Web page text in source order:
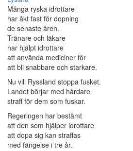
Många ryska idrottare
har åkt fast för dopning
de senaste åren.
Tränare och läkare
har hjälpt idrottare
att använda mediciner för
att bli snabbare och starkare.
Nu vill Ryssland stoppa fusket.
Landet börjar med hårdare
straff för dem som fuskar.
Regeringen har bestämt
att den som hjälper idrottare
att dopa sig kan straffas
med fängelse i tre år.